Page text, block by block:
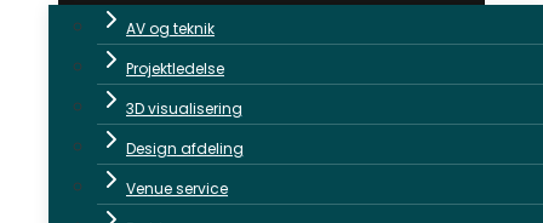
AV og teknik
Projektledelse
3D visualisering
Design afdeling
Venue service